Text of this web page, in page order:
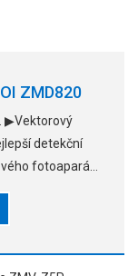
ZMD820
▶Vektorový
detekční
fotoaparátu